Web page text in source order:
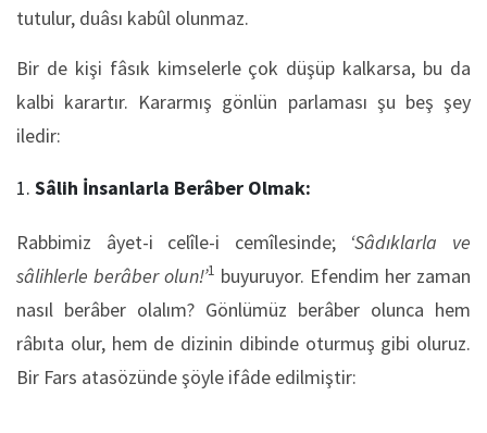
tutulur, duâsı kabûl olunmaz.
Bir de kişi fâsık kimselerle çok düşüp kalkarsa, bu da
kalbi karartır. Kararmış gönlün parlaması şu beş şey
iledir:
Sâlih İnsanlarla Berâber Olmak:
Rabbimiz âyet-i celîle-i cemîlesinde; ‘Sâdıklarla ve
sâlihlerle berâber olun!’1 buyuruyor. Efendim her zaman
nasıl berâber olalım? Gönlümüz berâber olunca hem
râbıta olur, hem de dizinin dibinde oturmuş gibi oluruz.
Bir Fars atasözünde şöyle ifâde edilmiştir: